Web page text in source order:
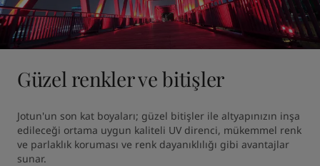
Güzel renkler ve bitişler
Jotun'un son kat boyaları; güzel bitişler ile altyapınızın inşa
edileceği ortama uygun kaliteli UV direnci, mükemmel renk
ve parlaklık koruması ve renk dayanıklılığı gibi avantajlar
sunar.